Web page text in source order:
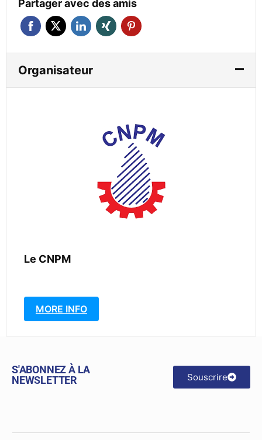
Partager avec des amis
Organisateur
Le CNPM
MORE INFO
S'ABONNEZ À LA
NEWSLETTER
Souscrire